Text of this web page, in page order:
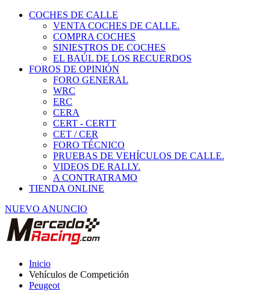
COCHES DE CALLE
VENTA COCHES DE CALLE.
COMPRA COCHES
SINIESTROS DE COCHES
EL BAÚL DE LOS RECUERDOS
FOROS DE OPINIÓN
FORO GENERAL
WRC
ERC
CERA
CERT - CERTT
CET / CER
FORO TÉCNICO
PRUEBAS DE VEHÍCULOS DE CALLE.
VIDEOS DE RALLY.
A CONTRATRAMO
TIENDA ONLINE
NUEVO ANUNCIO
Inicio
Vehículos de Competición
Peugeot